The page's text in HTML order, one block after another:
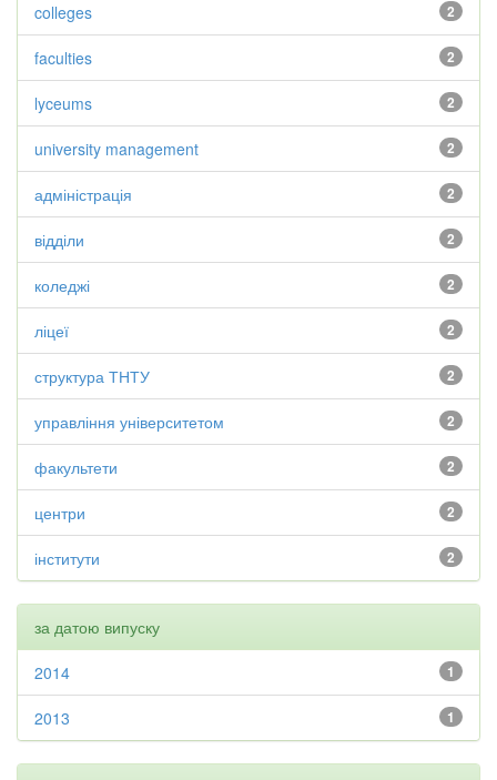
2
colleges
2
faculties
2
lyceums
2
university management
2
адміністрація
2
відділи
2
коледжі
2
ліцеї
2
структура ТНТУ
2
управління університетом
2
факультети
2
центри
2
інститути
за датою випуску
1
2014
1
2013